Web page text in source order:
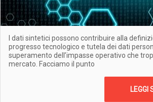
I dati sintetici possono contribuire alla
progresso tecnologico e tutela dei dati
superamento dell’impasse operativo che
mercato. Facciamo il punto
LEGGI